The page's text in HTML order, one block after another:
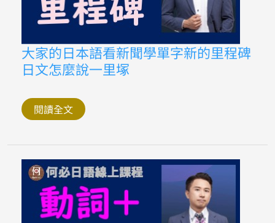
大家的日本語看新聞學單字新的里程碑
日文怎麼說一里塚
大
家
的
日
語
看
新
單
字
新
的
里
程
碑
日
閱讀全文